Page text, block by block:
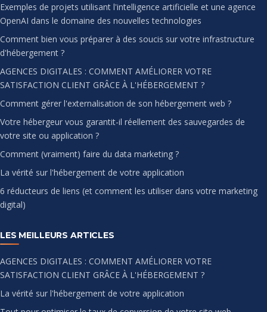
Exemples de projets utilisant l'intelligence artificielle et une agence
OpenAI dans le domaine des nouvelles technologies
Comment bien vous préparer à des soucis sur votre infrastructure
d'hébergement ?
AGENCES DIGITALES : COMMENT AMÉLIORER VOTRE
SATISFACTION CLIENT GRÂCE À L'HÉBERGEMENT ?
Comment gérer l'externalisation de son hébergement web ?
Votre hébergeur vous garantit-il réellement des sauvegardes de
votre site ou application ?
Comment (vraiment) faire du data marketing ?
La vérité sur l'hébergement de votre application
6 réducteurs de liens (et comment les utiliser dans votre marketing
digital)
LES MEILLEURS ARTICLES
AGENCES DIGITALES : COMMENT AMÉLIORER VOTRE
SATISFACTION CLIENT GRÂCE À L'HÉBERGEMENT ?
La vérité sur l'hébergement de votre application